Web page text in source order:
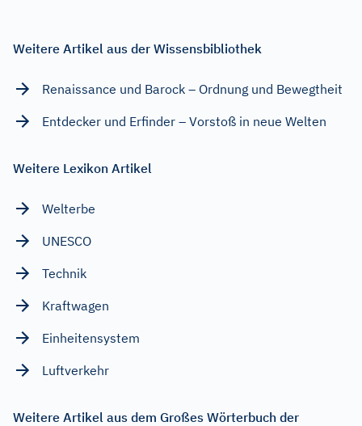
Weitere Artikel aus der Wissensbibliothek
Renaissance und Barock – Ordnung und Bewegtheit
Entdecker und Erfinder – Vorstoß in neue Welten
Weitere Lexikon Artikel
Welterbe
UNESCO
Technik
Kraftwagen
Einheitensystem
Luftverkehr
Weitere Artikel aus dem Großes Wörterbuch der